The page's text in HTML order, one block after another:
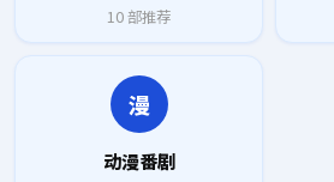
10部推荐
漫
动漫番剧